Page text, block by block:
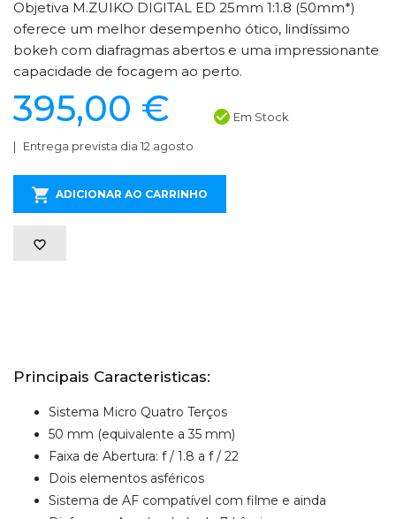
Objetiva M.ZUIKO DIGITAL ED 25mm 1:1.8 (50mm*)
oferece um melhor desempenho ótico, lindíssimo
bokeh com diafragmas abertos e uma impressionante
capacidade de focagem ao perto.
395,00 € Em Stock
Entrega prevista dia 12 agosto
ADICIONAR AO CARRINHO
Principais Caracteristicas:
Sistema Micro Quatro Terços
50 mm (equivalente a 35 mm)
Faixa de Abertura: f / 1.8 a f / 22
Dois elementos asféricos
Sistema de AF compatível com filme e ainda